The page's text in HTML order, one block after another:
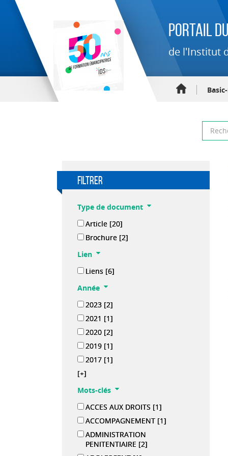
Portail du
de l'Institut
filtrer
Type de document
Article [20]
Brochure [2]
Lien
Liens [6]
Année
2023 [2]
2021 [1]
2020 [2]
2019 [1]
2017 [1]
[+]
Mots-clés
ACCES AUX DROITS [1]
ACCOMPAGNEMENT [1]
ADMINISTRATION
PENITENTIAIRE [2]